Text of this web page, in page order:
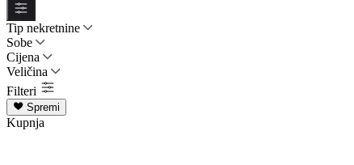
Tip nekretnine
Sobe
Cijena
Veličina
Filteri
Spremi
Kupnja